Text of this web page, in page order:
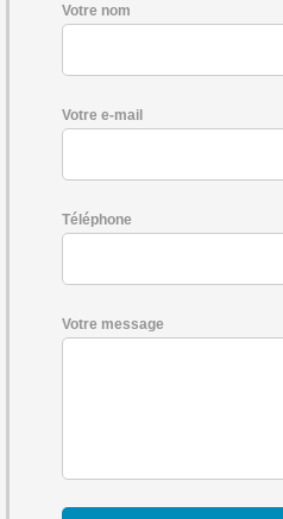
Votre nom
Votre e-mail
Téléphone
Votre message